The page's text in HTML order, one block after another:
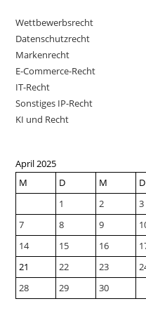
Wettbewerbsrecht
Datenschutzrecht
Markenrecht
E-Commerce-Recht
IT-Recht
Sonstiges IP-Recht
KI und Recht
April 2025
M
D M D
1
2 3
7
8 9
14
15 16
21
22 23
28
29 30